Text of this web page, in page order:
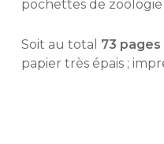
pochettes de zoologie
Soit au total 73
papier très épais ;